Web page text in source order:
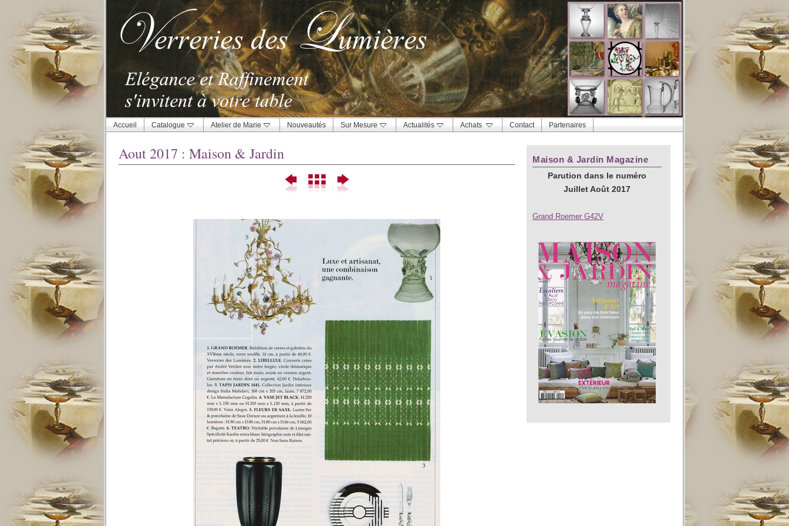
Accueil Catalogue Atelier de Marie Nouveautés Sur Mesure Actualités Achats Contact Partenaires
Maison & Jardin Magazine
Parution dans le numéro
Juillet Août 2017
Grand Roemer G42V
Aout 2017 : Maison & Jardin